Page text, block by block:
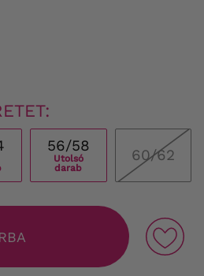
56/58
Utolsó
darab
60/62